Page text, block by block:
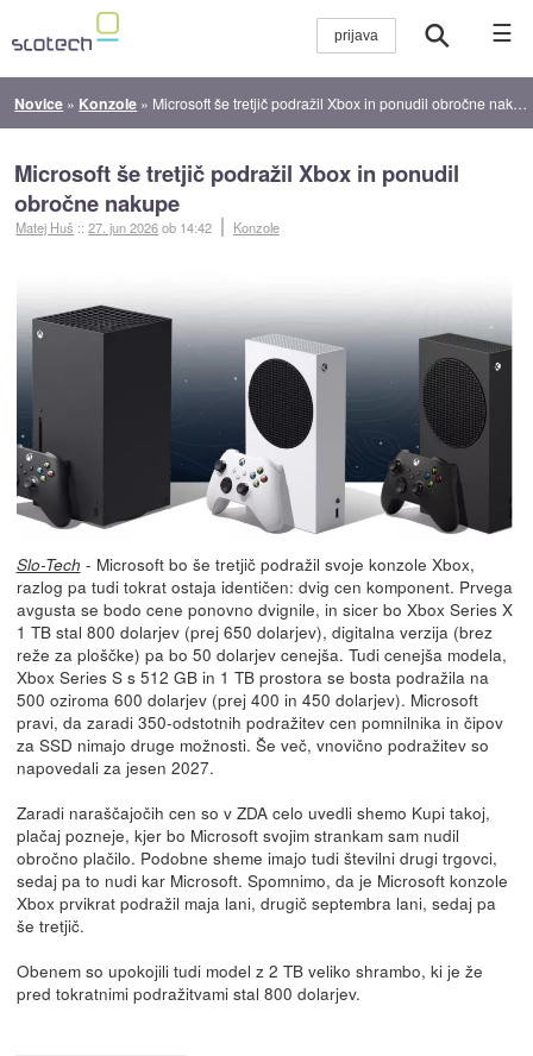
☰
Novice » Konzole » Microsoft še tretjič podražil Xbox in ponudil obročne nakupe
Microsoft še tretjič podražil Xbox in ponudil
obročne nakupe
Matej Huš ::27. jun 2026ob 14:42 Konzole
Slo-Tech - Microsoft bo še tretjič podražil svoje konzole Xbox,
razlog pa tudi tokrat ostaja identičen: dvig cen komponent. Prvega
avgusta se bodo cene ponovno dvignile, in sicer bo Xbox Series X
1 TB stal 800 dolarjev (prej 650 dolarjev), digitalna verzija (brez
reže za ploščke) pa bo 50 dolarjev cenejša. Tudi cenejša modela,
Xbox Series S s 512 GB in 1 TB prostora se bosta podražila na
500 oziroma 600 dolarjev (prej 400 in 450 dolarjev). Microsoft
pravi, da zaradi 350-odstotnih podražitev cen pomnilnika in čipov
za SSD nimajo druge možnosti. Še več, vnovično podražitev so
napovedali za jesen 2027.
Zaradi naraščajočih cen so v ZDA celo uvedli shemo Kupi takoj,
plačaj pozneje, kjer bo Microsoft svojim strankam sam nudil
obročno plačilo. Podobne sheme imajo tudi številni drugi trgovci,
sedaj pa to nudi kar Microsoft. Spomnimo, da je Microsoft konzole
Xbox prvikrat podražil maja lani, drugič septembra lani, sedaj pa
še tretjič.
Obenem so upokojili tudi model z 2 TB veliko shrambo, ki je že
pred tokratnimi podražitvami stal 800 dolarjev.